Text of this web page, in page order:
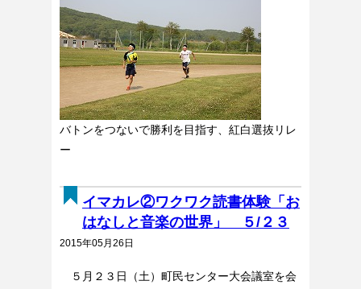
バトンをつないで勝利を目指す、紅白選抜リレ
ー
イマカレ②ワクワク読書体験「お
はなしと音楽の世界」 ５/２３
2015年05月26日
５月２３日（土）町民センター大会議室を会